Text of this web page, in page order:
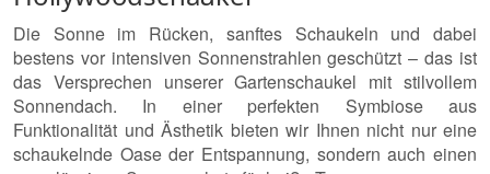
Die Sonne im Rücken, sanftes Schaukeln und dabei
bestens vor intensiven Sonnenstrahlen geschützt – das ist
das Versprechen unserer Gartenschaukel mit stilvollem
Sonnendach. In einer perfekten Symbiose aus
Funktionalität und Ästhetik bieten wir Ihnen nicht nur eine
schaukelnde Oase der Entspannung, sondern auch einen